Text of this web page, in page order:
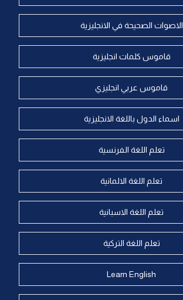
الاصوات الصحيحة في الانجليزية
قاموس كلمات انجليزية
قاموس عربي انجليزي
اسماء الدول باللغة الانجليزية
تعلم اللغة الفرنسية
تعلم اللغة الالمانية
تعلم اللغة الاسبانية
تعلم اللغة التركية
Learn English